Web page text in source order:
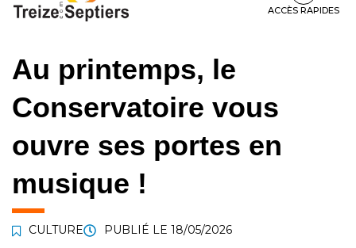
contenu
pied
ACCÈS RAPIDES
Au printemps, le
Conservatoire vous
ouvre ses portes en
musique !
CULTURE PUBLIÉ LE 18/05/2026